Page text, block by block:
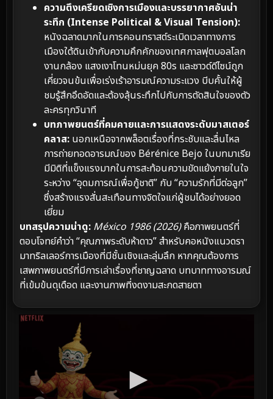
ความตึงเครียดเชิงการเมืองและบรรยากาศอันน่า
ระทึก (Intense Political & Visual Tension):
หนังฉลาดมากในการคอนทราสต์ระเบิดเวลาทางการ
เมืองใต้ดินเข้ากับความคึกคักของเทศกาลฟุตบอลโลก
งานกล้อง แสงเงาโทนหม่นยุค 80s และซาวด์ดีไซน์ถูก
เคี่ยวจนข้นเพื่อเร่งเร้าอารมณ์ความระแวง บีบคั้นให้ผู้
ชมรู้สึกอึดอัดและต้องลุ้นระทึกไปกับการตัดสินใจของตัว
ละครทุกวินาที
บทภาพยนตร์ที่คมคายและการแสดงระดับมาสเตอร์
คลาส: นอกเหนือจากพล็อตเรื่องที่กระชับและลื่นไหล
การถ่ายทอดอารมณ์ของ Bérénice Bejo ในบทมาเรีย
มีมิติที่แข็งแรงมากในการสะท้อนความขัดแย้งภายในใจ
ระหว่าง “อุดมการณ์เพื่อกู้ชาติ” กับ “ความรักที่มีต่อลูก”
ซึ่งสร้างแรงสั่นสะเทือนทางจิตใจแก่ผู้ชมได้อย่างยอด
เยี่ยม
บทสรุปความน่าดู: México 1986 (2026)คือภาพยนตร์ที่
ตอบโจทย์คำว่า “คุณภาพระดับห้าดาว” สำหรับคอหนังแนวดรา
มาทริลเลอร์การเมืองที่มีชั้นเชิงและลุ่มลึก หากคุณต้องการ
เสพภาพยนตร์ที่มีการเล่าเรื่องที่ชาญฉลาด บทบาททางอารมณ์
ที่เข้มข้นดุเดือด และงานภาพที่งดงามสะกดสายตา